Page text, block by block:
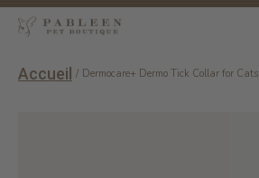
Accueil / Dermocare+ Dermo Tick Collar for Cats